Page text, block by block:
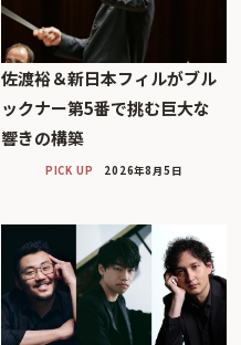
佐渡裕＆新日本フィルがブル
ックナー第5番で挑む巨大な
響きの構築
PICK UP 2026年8月5日